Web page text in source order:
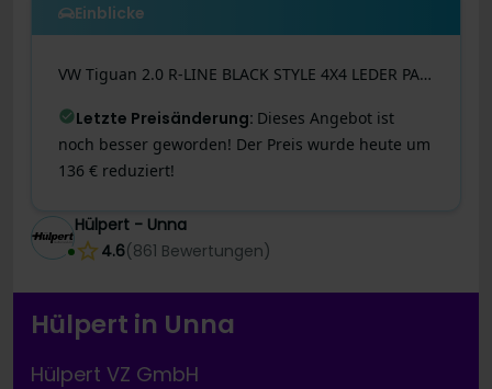
Einblicke
VW Tiguan 2.0 R-LINE BLACK STYLE 4X4 LEDER PANO AHK
Letzte Preisänderung: Dieses Angebot ist
noch besser geworden! Der Preis wurde heute um
136 € reduziert!
Hülpert - Unna
4.6(861 Bewertungen)
Hülpert in Unna
Hülpert VZ GmbH